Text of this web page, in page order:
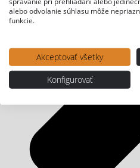
alebo odvolanie súhlasu môže
funkcie.
Akceptovať všetky
Konfigurovať